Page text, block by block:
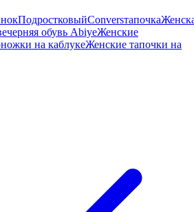
ПодростковыйConversтапочка
обувь AbiyeЖенские
на каблукеЖенские тапочки на